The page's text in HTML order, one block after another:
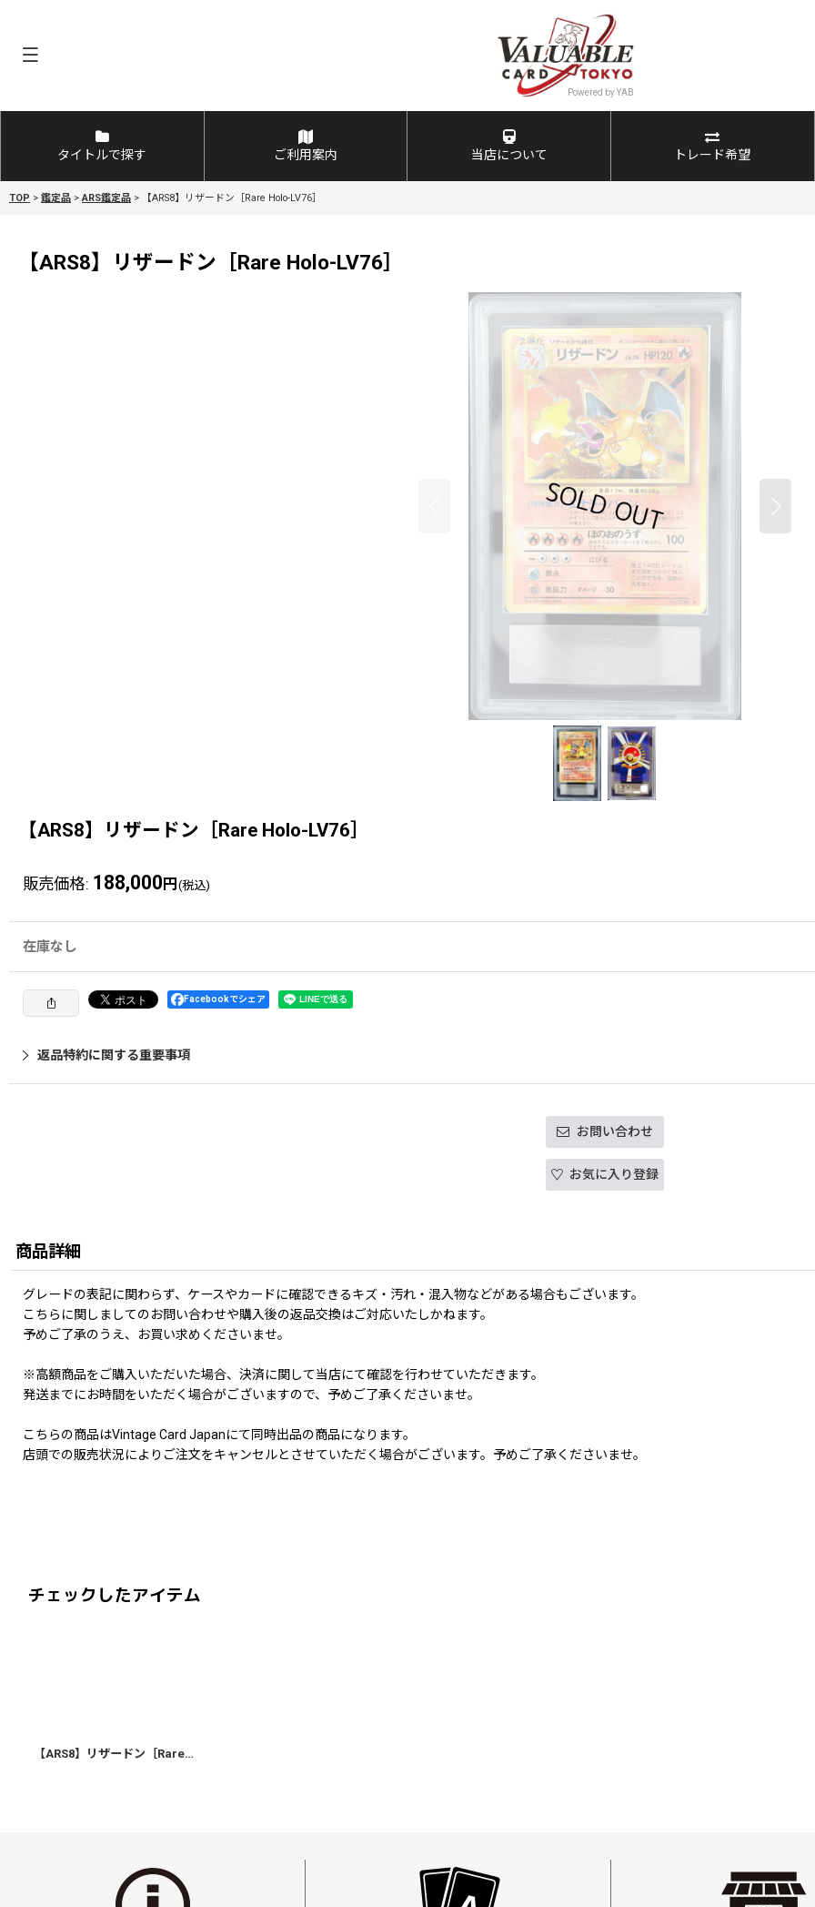
タイトルで探す ご利用案内 当店について トレード希望
TOP > 鑑定品 > ARS鑑定品 > 【ARS8】リザードン［Rare Holo-LV76］
【ARS8】リザードン［Rare Holo-LV76］
【ARS8】リザードン［Rare Holo-LV76］
販売価格: 188,000 円 (税込)
在庫なし
Facebookでシェア
返品特約に関する重要事項
お問い合わせ
お気に入り登録
商品詳細
グレードの表記に関わらず、ケースやカードに確認できるキズ・汚れ・混入物などがある場合もございます。
こちらに関しましてのお問い合わせや購入後の返品交換はご対応いたしかねます。
予めご了承のうえ、お買い求めくださいませ。
※高額商品をご購入いただいた場合、決済に関して当店にて確認を行わせていただきます。
発送までにお時間をいただく場合がございますので、予めご了承くださいませ。
こちらの商品はVintage Card Japanにて同時出品の商品になります。
店頭での販売状況によりご注文をキャンセルとさせていただく場合がございます。予めご了承くださいませ。
チェックしたアイテム
【ARS8】リザードン［Rare Holo-LV76］